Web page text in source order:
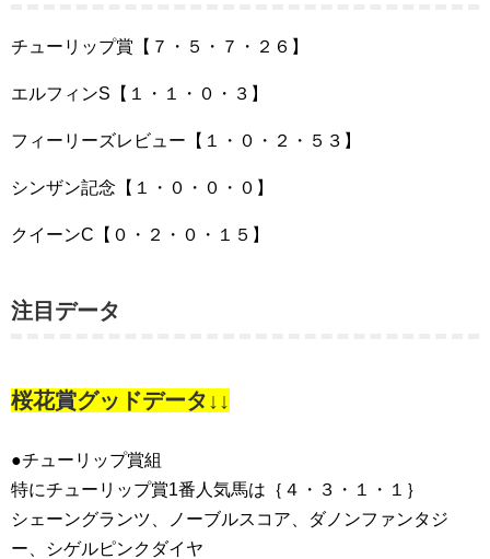
チューリップ賞【７・５・７・２６】
エルフィンS【１・１・０・３】
フィーリーズレビュー【１・０・２・５３】
シンザン記念【１・０・０・０】
クイーンC【０・２・０・１５】
注目データ
桜花賞グッドデータ↓↓
●チューリップ賞組
特にチューリップ賞1番人気馬は｛４・３・１・１｝
シェーングランツ、ノーブルスコア、ダノンファンタジ
ー、シゲルピンクダイヤ